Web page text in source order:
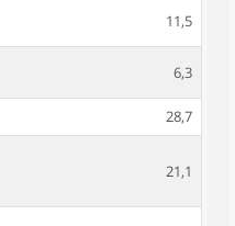
11,5
6,3
28,7
21,1